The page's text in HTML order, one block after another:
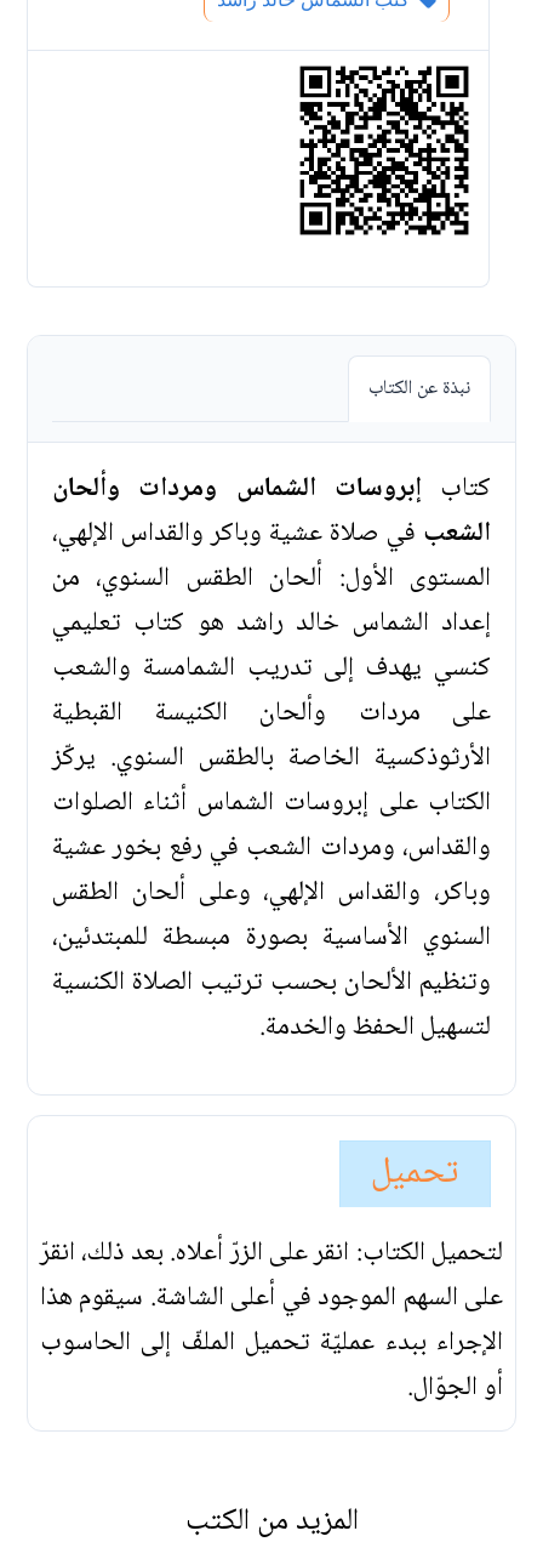
نبذة عن الكتاب
كتاب إبروسات الشماس ومردات وألحان
الشعب في صلاة عشية وباكر والقداس الإلهي،
المستوى الأول: ألحان الطقس السنوي، من
إعداد الشماس خالد راشد هو كتاب تعليمي
كنسي يهدف إلى تدريب الشمامسة والشعب
على مردات وألحان الكنيسة القبطية
الأرثوذكسية الخاصة بالطقس السنوي. يركّز
الكتاب على إبروسات الشماس أثناء الصلوات
والقداس، ومردات الشعب في رفع بخور عشية
وباكر، والقداس الإلهي، وعلى ألحان الطقس
السنوي الأساسية بصورة مبسطة للمبتدئين،
وتنظيم الألحان بحسب ترتيب الصلاة الكنسية
لتسهيل الحفظ والخدمة.
تحميل
لتحميل الكتاب: انقر على الزرّ أعلاه. بعد ذلك، انقرّ
على السهم الموجود في أعلى الشاشة. سيقوم هذا
الإجراء ببدء عمليّة تحميل الملفّ إلى الحاسوب
أو الجوّال.
المزيد من الكتب